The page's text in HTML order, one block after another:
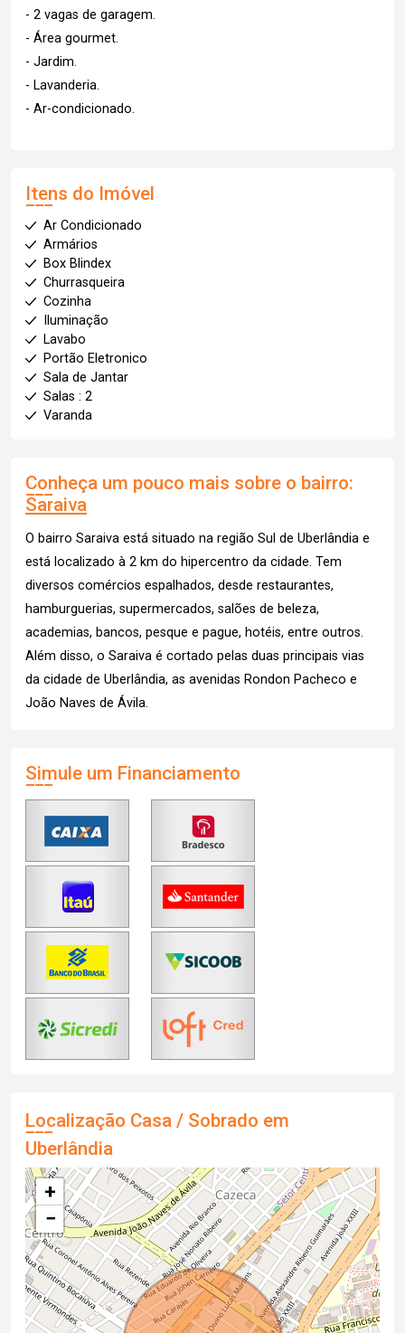
- 2 vagas de garagem.
- Área gourmet.
- Jardim.
- Lavanderia.
- Ar-condicionado.
Itens do Imóvel
Ar Condicionado
Armários
Box Blindex
Churrasqueira
Cozinha
Iluminação
Lavabo
Portão Eletronico
Sala de Jantar
Salas : 2
Varanda
Conheça um pouco mais sobre o bairro:
Saraiva
O bairro Saraiva está situado na região Sul de Uberlândia e
está localizado à 2 km do hipercentro da cidade. Tem
diversos comércios espalhados, desde restaurantes,
hamburguerias, supermercados, salões de beleza,
academias, bancos, pesque e pague, hotéis, entre outros.
Além disso, o Saraiva é cortado pelas duas principais vias
da cidade de Uberlândia, as avenidas Rondon Pacheco e
João Naves de Ávila.
Simule um Financiamento
Localização Casa / Sobrado em
Uberlândia
+
−